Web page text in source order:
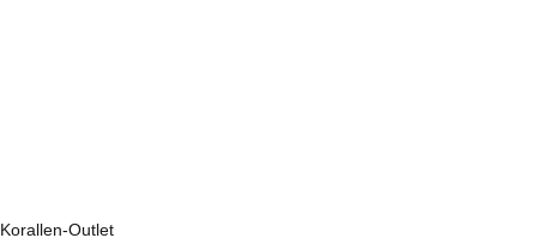
Korallen-Outlet